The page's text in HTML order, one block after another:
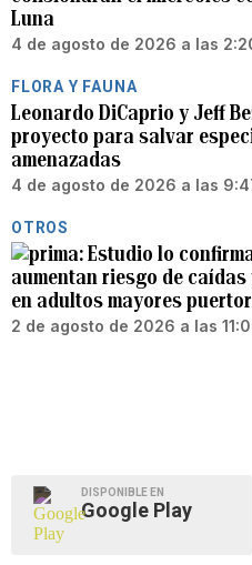
Luna
4 de agosto de 2026 a las
FLORA Y FAUNA
Leonardo DiCaprio y Jeff
proyecto para salvar
amenazadas
4 de agosto de 2026 a las
OTROS
Estudio lo
aumentan riesgo de caídas
en adultos mayores
2 de agosto de 2026 a las
DISPONIBLE EN
Google Play